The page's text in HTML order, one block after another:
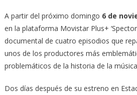
A partir del próximo domingo 6 de
en la plataforma Movistar Plus+
documental de cuatro episodios que
unos de los productores más
problemáticos de la historia de la
Dos días después de su estreno en